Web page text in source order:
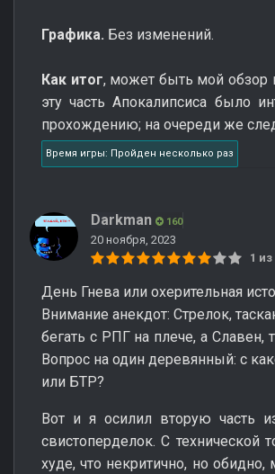
Графика. Без изменений.
Как итог, может быть мой обзор
эту часть Апокалипсиса было
прохождению; на очереди же
Время игры: Пройден несколько раз
Darkman 160
20 ноября, 2023
1
День Гнева или охерительная
Внимание анекдот: Стрелок,
бегать с РПГ на плече, а
Вопрос на один деревянный: с
или БТР?
Вот и я осилил вторую часть
свистоперделок. С
худе, что некритично, но